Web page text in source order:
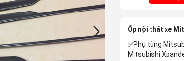
Ốp nội thất xe
✅Phụ tùng
Mitsubishi